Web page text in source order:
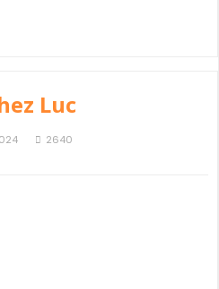
Luc
2640